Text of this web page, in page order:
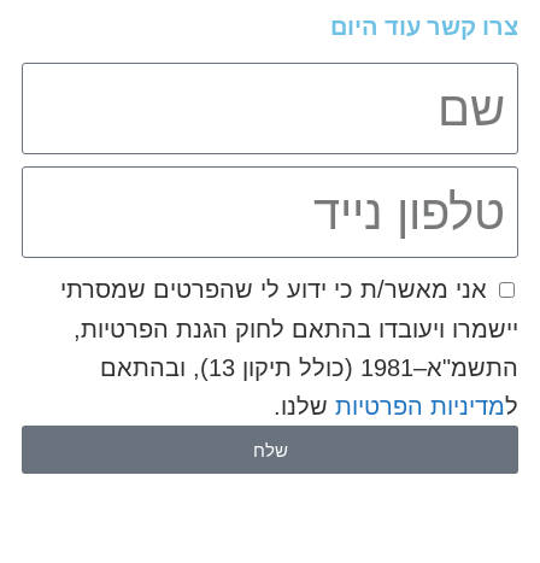
צרו קשר עוד היום
אני מאשר/ת כי ידוע לי שהפרטים שמסרתי
יישמרו ויעובדו בהתאם לחוק הגנת הפרטיות,
התשמ"א–1981 (כולל תיקון 13), ובהתאם
למדיניות הפרטיותשלנו.
שלח